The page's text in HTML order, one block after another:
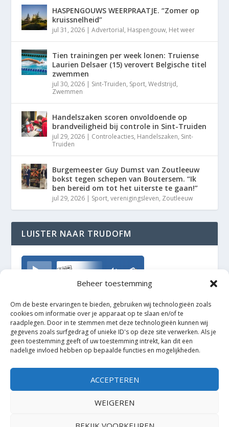
Beheer toestemming
Om de beste ervaringen te bieden, gebruiken wij technologieën zoals
cookies om informatie over je apparaat op te slaan en/of te
raadplegen. Door in te stemmen met deze technologieën kunnen wij
gegevens zoals surfgedrag of unieke ID's op deze site verwerken. Als je
geen toestemming geeft of uw toestemming intrekt, kan dit een
nadelige invloed hebben op bepaalde functies en mogelijkheden.
ACCEPTEREN
WEIGEREN
HASPENGOUWS WEERPRAATJE. “Zomer op
kruissnelheid”
jul 31, 2026 |Advertorial, Haspengouw, Het weer
Tien trainingen per week lonen: Truiense
Laurien Delsaer (15) verovert Belgische titel
zwemmen
jul 30, 2026 | Sint-Truiden, Sport,Wedstrijd,
Zwemmen
Handelszaken scoren onvoldoende op
brandveiligheid bij controle in Sint-Truiden
jul 29, 2026 | Controleacties, Handelszaken, Sint-
Truiden
Burgemeester Guy Dumst van Zoutleeuw
bokst tegen schepen van Boutersem. “Ik
ben bereid om tot het uiterste te gaan!”
jul 29, 2026 | Sport,verenigingsleven, Zoutleeuw
LUISTER NAAR TRUDOFM
TrudoFM